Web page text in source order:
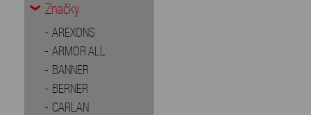
Značky
AREXONS
ARMOR ALL
BANNER
BERNER
CARLAN